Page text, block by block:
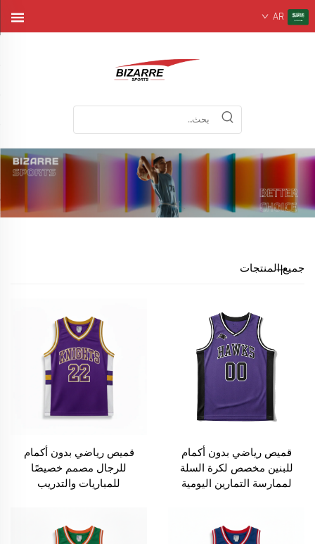
AR
جميع المنتجات
قميص رياضي بدون أكمام
للبنين مخصص لكرة السلة
لممارسة التمارين اليومية
قميص رياضي بدون أكمام
للرجال مصمم خصيصًا
للمباريات والتدريب